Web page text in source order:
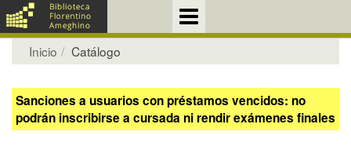
Inicio Catálogo
Sanciones a usuarios con préstamos vencidos: no
podrán inscribirse a cursada ni rendir exámenes finales